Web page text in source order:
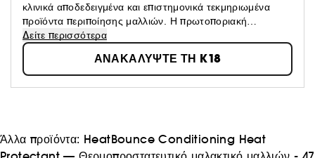
κλινικά αποδεδειγμένα και επιστημονικά τεκμηριωμένα
προϊόντα περιποίησης μαλλιών. Η πρωτοποριακή
τεχνολογία K18PEPTIDE™ αντιστρέφει τη φθορά των
μαλλιών από τη βαφή + το χρώμα, τις χημικές ουσίες και
τη θερμότητα μέσα σε 4 λεπτά. Γεννημένοι στο
κομμωτήριο, οι στυλίστες και οι εκφραστές όλων των
τύπων μαλλιών τροφοδοτούν τη δημιουργικότητά τους
Δείτε περισσότερα
ΑΝΑΚΑΛΥΨΤΕ ΤΗ K18
Άλλα προϊόντα: HeatBounce Conditioning Heat